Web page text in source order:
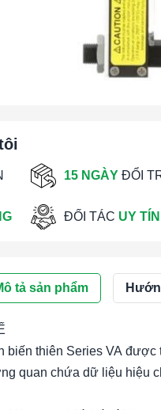
15 NGÀY ĐỔI
ĐỐI TÁC UY TÍN
tả sản phẩm
biến thiên Series VA được
quan chứa dữ liệu hiệu